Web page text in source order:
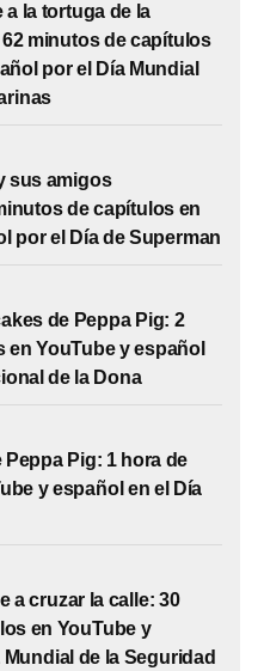
a la tortuga de la
minutos de capítulos
por el Día Mundial
sus amigos
de capítulos en
por el Día de Superman
de Peppa Pig: 2
en YouTube y español
de la Dona
Peppa Pig: 1 hora de
y español en el Día
a cruzar la calle: 30
en YouTube y
de la Seguridad